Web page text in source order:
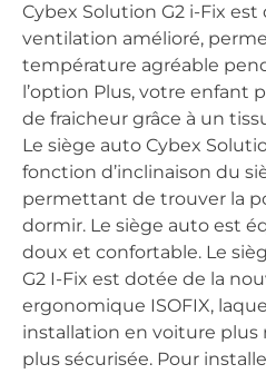
Cybex Solution G2 i-Fix
ventilation amélioré,
température agréable
l’option Plus, votre enfant
de fraicheur grâce à un
Le siège auto Cybex
fonction d’inclinaison du
permettant de trouver la
dormir. Le siège auto est
doux et confortable. Le
G2 I-Fix est dotée de la
ergonomique ISOFIX,
installation en voiture plus
plus sécurisée. Pour